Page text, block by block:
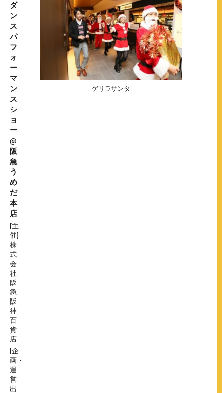
ダ
ン
ス
パ
フ
ォ
ー
マ
ン
ス
シ
ョ
ー
@
阪
急
う
め
だ
本
店
[主
催]
株
式
会
社
阪
急
阪
神
百
貨
店
[企
画・
運
営
出
ゲリラサンタ